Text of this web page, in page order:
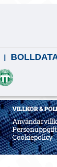
VILLKOR &
Cookiepolicy